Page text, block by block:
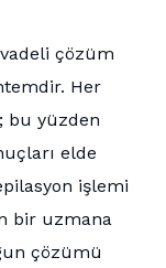
çözüm
Her
bu yüzden
elde
işlemi
bir uzmana
çözümü